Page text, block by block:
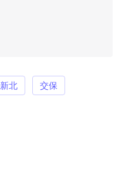
新北 交保